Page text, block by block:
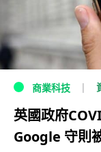
商業科技
英國政府
Google 守則